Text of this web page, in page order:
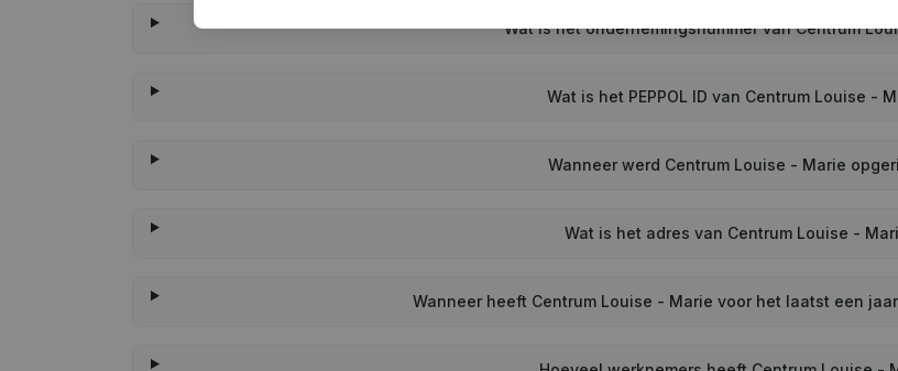
Wat is het ondernemingsnummer van Centrum
Wat is het PEPPOL ID van Centrum Louise -
Wanneer werd Centrum Louise - Marie
Wat is het adres van Centrum Louise -
Wanneer heeft Centrum Louise - Marie voor het laatst een